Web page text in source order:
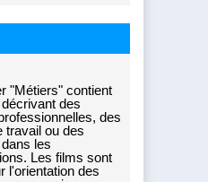
"Métiers" contient
des
des
travail ou des
les
Les films sont
l'orientation des